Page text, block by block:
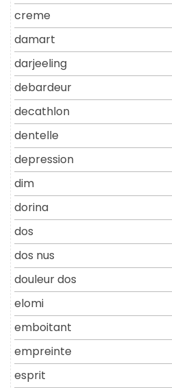
creme
damart
darjeeling
debardeur
decathlon
dentelle
depression
dim
dorina
dos
dos nus
douleur dos
elomi
emboitant
empreinte
esprit